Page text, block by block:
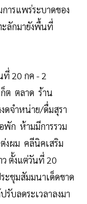
ารแพร่ระบาดของ
ลักมายังพื้นที่
ที่ 20 กค - 2
ต ตลาด ร้าน
ดจำหน่าย/ดื่มสุรา
พัก ห้ามมีการรวม
งผม คลีนิคเสริม
ว ตั้งแต่วันที่ 20
ะชุมสัมมนาเด็ดขาด
บลดระเวลาลงมา